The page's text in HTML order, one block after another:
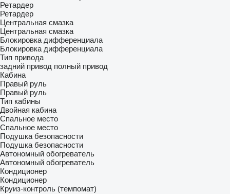
Ретардер
Ретардер
Центральная смазка
Центральная смазка
Блокировка дифференциала
Блокировка дифференциала
Тип привода
задний привод полный привод
Кабина
Правый руль
Правый руль
Тип кабины
Двойная кабина
Спальное место
Спальное место
Подушка безопасности
Подушка безопасности
Автономный обогреватель
Автономный обогреватель
Кондиционер
Кондиционер
Круиз-контроль (темпомат)